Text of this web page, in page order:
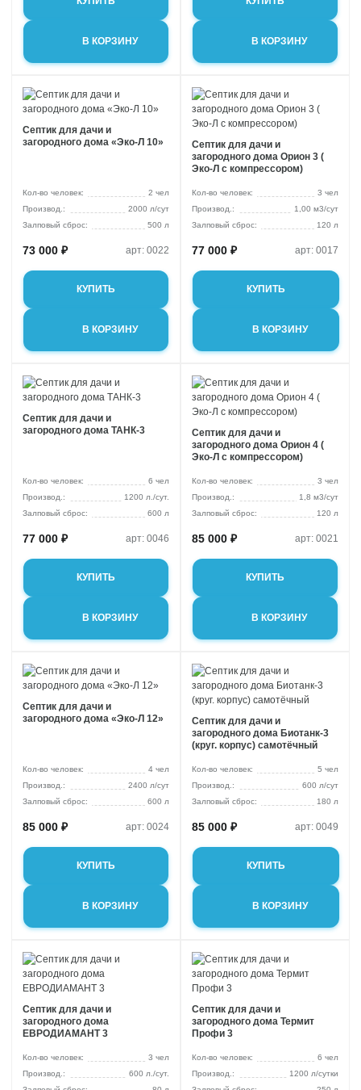
В КОРЗИНУ В КОРЗИНУ
Септик для дачи и
загородного дома «Эко-Л 10»
Кол-во человек:
2 чел
2000 л/сут
Залповый сброс:
500 л
73 000 ₽ арт: 0022
КУПИТЬ
В КОРЗИНУ
Септик для дачи и
загородного дома Орион 3 (
Эко-Л с компрессором)
Кол-во человек:
3 чел
1,00 м3/сут
Залповый сброс:
120 л
77 000 ₽ арт: 0017
КУПИТЬ
В КОРЗИНУ
Септик для дачи и
загородного дома ТАНК-3
Кол-во человек:
6 чел
1200 л./сут.
Залповый сброс:
600 л
77 000 ₽ арт: 0046
КУПИТЬ
В КОРЗИНУ
Септик для дачи и
загородного дома Орион 4 (
Эко-Л с компрессором)
Кол-во человек:
3 чел
1,8 м3/сут
Залповый сброс:
120 л
85 000 ₽ арт: 0021
КУПИТЬ
В КОРЗИНУ
Септик для дачи и
загородного дома «Эко-Л 12»
Кол-во человек:
4 чел
2400 л/сут
Залповый сброс:
600 л
85 000 ₽ арт: 0024
КУПИТЬ
В КОРЗИНУ
Септик для дачи и
загородного дома Биотанк-3
(круг. корпус) самотёчный
Кол-во человек:
5 чел
600 л/сут
Залповый сброс:
180 л
85 000 ₽ арт: 0049
КУПИТЬ
В КОРЗИНУ
Септик для дачи и
загородного дома
ЕВРОДИАМАНТ 3
Кол-во человек:
3 чел
600 л./сут.
Септик для дачи и
загородного дома Термит
Профи 3
Кол-во человек:
6 чел
1200 л/сутки